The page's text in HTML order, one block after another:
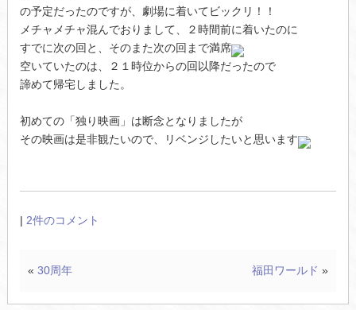
の予定だったのですが、劇場に着いてビックリ！！
メチャメチャ混んでおりまして、２時間前に着いたのに
すでに次の回と、そのまた次の回まで満席
空いていたのは、２１時位からの回以降だったので
諦めて帰宅しました。
初めての「独り映画」は断念となりましたが
その映画は是非観たいので、リベンジしたいと思います
| 2件のコメント
福田ワールド »
« 30周年